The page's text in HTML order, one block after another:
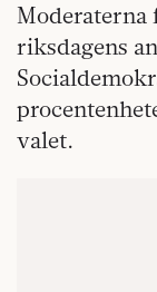
riksdagens
valet.